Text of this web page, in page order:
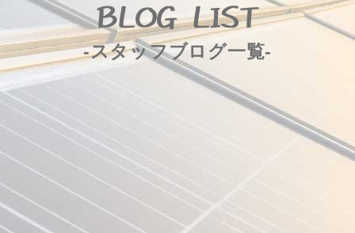
BLOG LIST
-スタッフブログ一覧-